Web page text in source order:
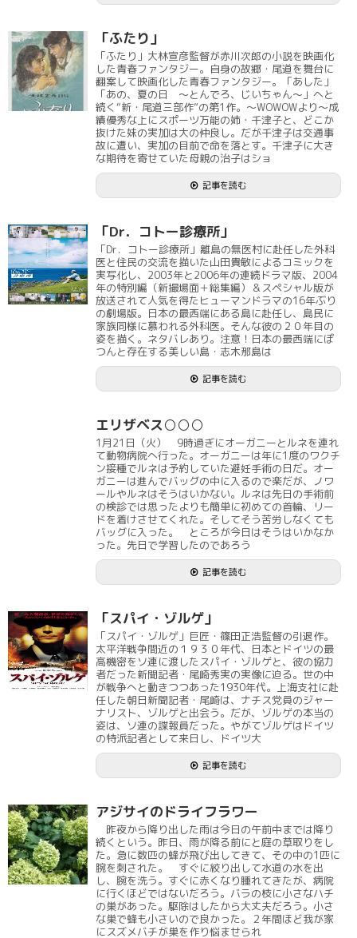
「ふたり」
「ふたり」大林宣彦監督が赤川次郎の小説を映画化
した青春ファンタジー。自身の故郷・尾道を舞台に
翻案して映画化した青春ファンタジー。「あした」
「あの、夏の日 ～とんでろ、じいちゃん～」へと
続く“新・尾道三部作”の第1作。～WOWOWより～成
績優秀な上にスポーツ万能の姉・千津子と、どこか
抜けた妹の実加は大の仲良し。だが千津子は交通事
故に遭い、実加の目前で命を落とす。千津子に大き
な期待を寄せていた母親の治子はショ
記事を読む
「Dr．コトー診療所」
「Dr．コトー診療所」離島の無医村に赴任した外科
医と住民の交流を描いた山田貴敏によるコミックを
実写化し、2003年と2006年の連続ドラマ版、2004
年の特別編（新撮場面＋総集編）＆スペシャル版が
放送されて人気を得たヒューマンドラマの16年ぶり
の劇場版。日本の最西端にある島に赴任し、島民に
家族同様に慕われる外科医。そんな彼の２０年目の
姿を描く。ネタバレあり。注意！日本の最西端にぽ
つんと存在する美しい島・志木那島は
記事を読む
エリザベス○○○
1月21日（火） 9時過ぎにオーガニーとルネを連れ
て動物病院へ行った。オーガニーは年に1度のワクチ
ン接種でルネは予約していた避妊手術の日だ。オー
ガニーは進んでバッグの中に入るので楽だが、ノワ
ールやルネはそうはいかない。ルネは先日の手術前
の検診では思ったよりも簡単に初めての首輪、リー
ドを着けさせてくれた。そしてそう苦労しなくても
バッグに入った。 ところが今日はそうはいかなか
った。先日で学習したのであろう
記事を読む
「スパイ・ゾルゲ」
「スパイ・ゾルゲ」巨匠・篠田正浩監督の引退作。
太平洋戦争間近の１９３０年代、日本とドイツの最
高機密をソ連に渡したスパイ・ゾルゲと、彼の協力
者だった新聞記者・尾崎秀実の実像に迫る。世の中
が戦争へと動きつつあった1930年代。上海支社に赴
任した朝日新聞記者・尾崎は、ナチス党員のジャー
ナリスト、ゾルゲと出会う。だが、ゾルゲの本当の
姿は、ソ連の諜報員だった。やがてゾルゲはドイツ
の特派記者として来日し、ドイツ大
記事を読む
アジサイのドライフラワー
昨夜から降り出した雨は今日の午前中までは降り
続くという。昨日、雨が降る前にと庭の草取りをし
た。急に数匹の蜂が飛び出してきて、その中の1匹に
腕を刺された。 すぐに絞り出して水道の水を出
し、腕を洗う。すぐに赤くなり腫れてきたが、病院
に行くほどではないだろう。バラの枝に小さなハチ
の巣があった。駆除はしたから大丈夫だろう。小さ
な巣で蜂も小さいので良かった。２年間ほど我が家
にスズメバチが巣を作り悩ませられ